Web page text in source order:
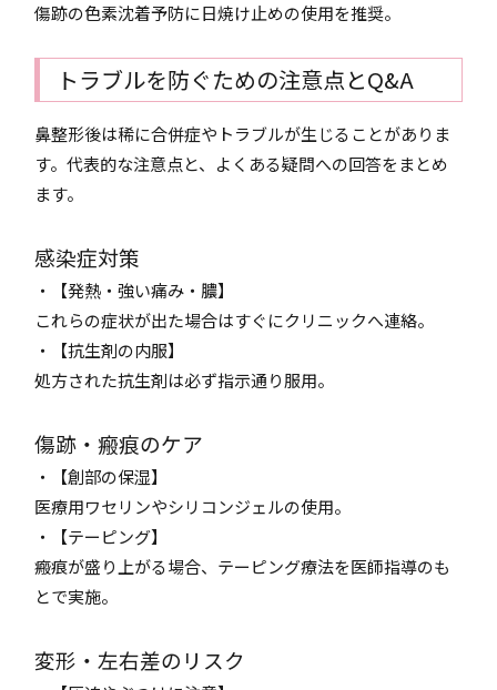
傷跡の色素沈着予防に日焼け止めの使用を推奨。
トラブルを防ぐための注意点とQ&A
鼻整形後は稀に合併症やトラブルが生じることがありま
す。代表的な注意点と、よくある疑問への回答をまとめ
ます。
感染症対策
・【発熱・強い痛み・膿】
これらの症状が出た場合はすぐにクリニックへ連絡。
・【抗生剤の内服】
処方された抗生剤は必ず指示通り服用。
傷跡・瘢痕のケア
・【創部の保湿】
医療用ワセリンやシリコンジェルの使用。
・【テーピング】
瘢痕が盛り上がる場合、テーピング療法を医師指導のも
とで実施。
変形・左右差のリスク